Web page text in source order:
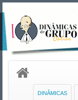
DINÂMICAS